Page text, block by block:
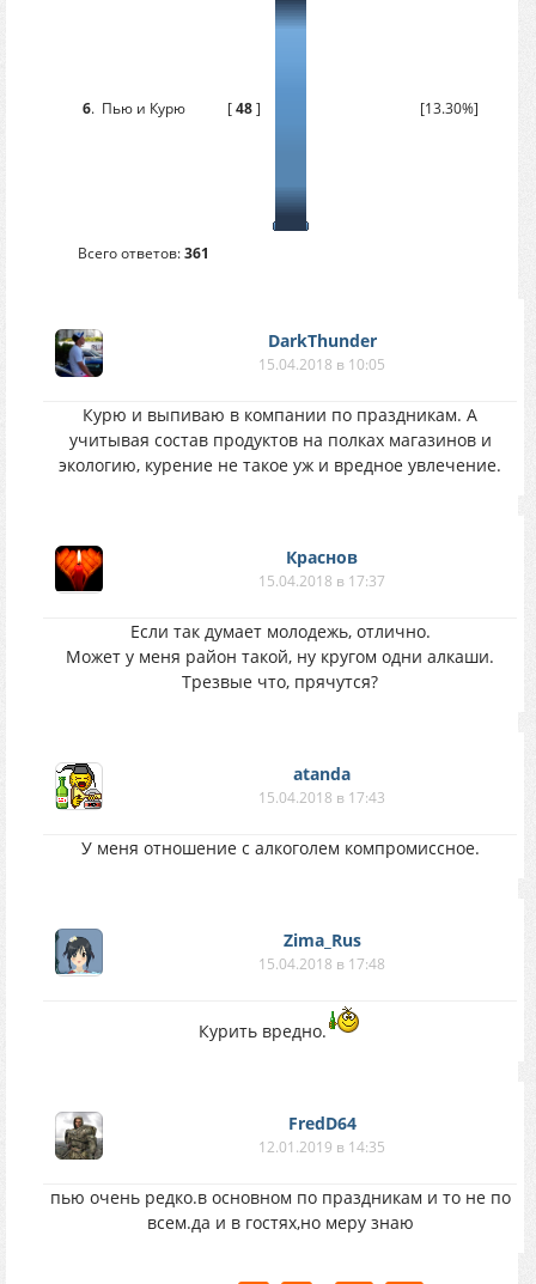
6. Пью и Курю [48] [13.30%]
Всего ответов:361
DarkThunder
15.04.2018 в 10:05
Курю и выпиваю в компании по праздникам. А
учитывая состав продуктов на полках магазинов и
экологию, курение не такое уж и вредное увлечение.
Краснов
15.04.2018 в 17:37
Если так думает молодежь, отлично.
Может у меня район такой, ну кругом одни алкаши.
Трезвые что, прячутся?
atanda
15.04.2018 в 17:43
У меня отношение с алкоголем компромиссное.
Zima_Rus
15.04.2018 в 17:48
Курить вредно.
FredD64
12.01.2019 в 14:35
пью очень редко.в основном по праздникам и то не по
всем.да и в гостях,но меру знаю